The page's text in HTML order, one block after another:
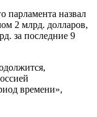
парламента назвал
2 млрд. долларов,
за последние 9
времени»,